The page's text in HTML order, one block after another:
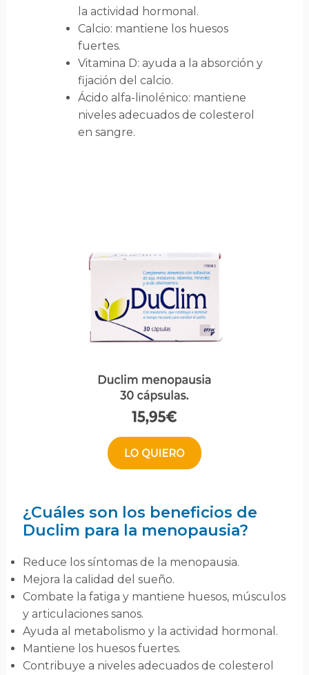
la actividad hormonal.
Calcio: mantiene los huesos
fuertes.
Vitamina D: ayuda a la absorción y
fijación del calcio.
Ácido alfa-linolénico: mantiene
niveles adecuados de colesterol
en sangre.
¿Cuáles son los beneficios de
Duclim para la menopausia?
Reduce los síntomas de la menopausia.
Mejora la calidad del sueño.
Combate la fatiga y mantiene huesos, músculos
y articulaciones sanos.
Ayuda al metabolismo y la actividad hormonal.
Mantiene los huesos fuertes.
Contribuye a niveles adecuados de colesterol